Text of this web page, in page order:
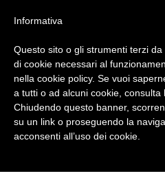
i
Informativa
Questo sito o gli strumenti terzi
di cookie necessari al
nella cookie policy. Se vuoi
a tutti o ad alcuni cookie, consulta
Chiudendo questo banner,
su un link o proseguendo la
acconsenti all’uso dei cookie.